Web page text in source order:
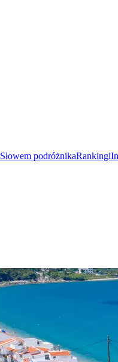
Słowem podróżnikaRankingi